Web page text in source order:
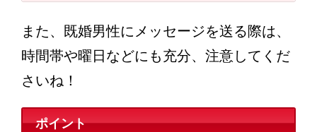
また、既婚男性にメッセージを送る際は、
時間帯や曜日などにも充分、注意してくだ
さいね！
ポイント